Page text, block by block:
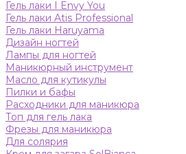
Гель лаки I Envy You
Гель лаки Atis Professional
Гель лаки Haruyama
Дизайн ногтей
Лампы для ногтей
Маникюрный инструмент
Масло для кутикулы
Пилки и бафы
Расходники для маникюра
Топ для гель лака
Фрезы для маникюра
Для солярия